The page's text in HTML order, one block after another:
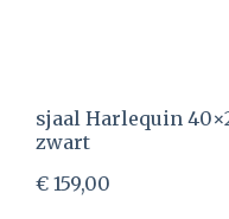
sjaal Harlequin
zwart
€ 159,00